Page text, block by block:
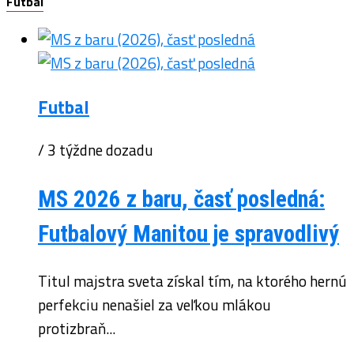
Futbal
/ 3 týždne dozadu
MS 2026 z baru, časť posledná:
Futbalový Manitou je spravodlivý
Titul majstra sveta získal tím, na ktorého hernú
perfekciu nenašiel za veľkou mlákou
protizbraň...